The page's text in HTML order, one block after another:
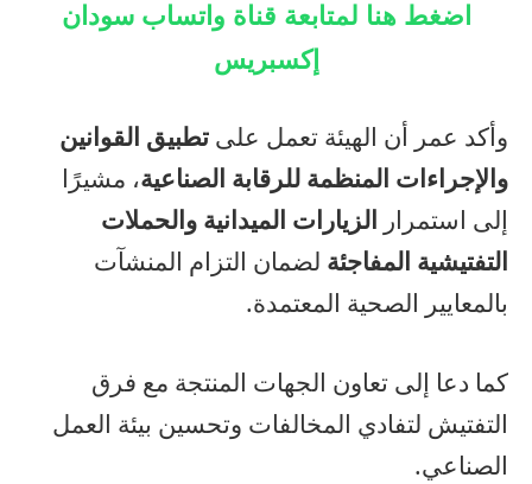
اضغط هنا لمتابعة قناة واتساب سودان
إكسبريس
وأكد عمر أن الهيئة تعمل على تطبيق القوانين
والإجراءات المنظمة للرقابة الصناعية، مشيرًا
إلى استمرار الزيارات الميدانية والحملات
التفتيشية المفاجئة لضمان التزام المنشآت
بالمعايير الصحية المعتمدة.
كما دعا إلى تعاون الجهات المنتجة مع فرق
التفتيش لتفادي المخالفات وتحسين بيئة العمل
الصناعي.